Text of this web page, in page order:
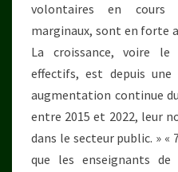
volontaires en cours
marginaux, sont en forte
La croissance, voire le
effectifs, est depuis une
augmentation continue
entre 2015 et 2022, leur
dans le secteur public. »
que les enseignants